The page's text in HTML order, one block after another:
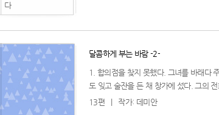
다
달콤하게 부는 바람 -2-
1. 합의점을 찾지 못했다. 그녀를 바래다
도 잊고 술잔을 든 채 창가에 섰다. 그의 전
13편
작가: 데미안